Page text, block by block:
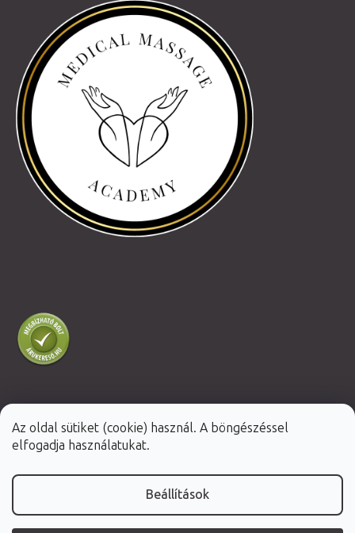
Az oldal sütiket (cookie) használ. A böngészéssel
elfogadja használatukat.
Beállítások
Shoptet Premium készítette